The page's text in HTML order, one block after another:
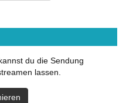
du die Sendung
lassen.